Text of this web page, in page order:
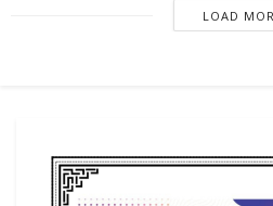
LOAD